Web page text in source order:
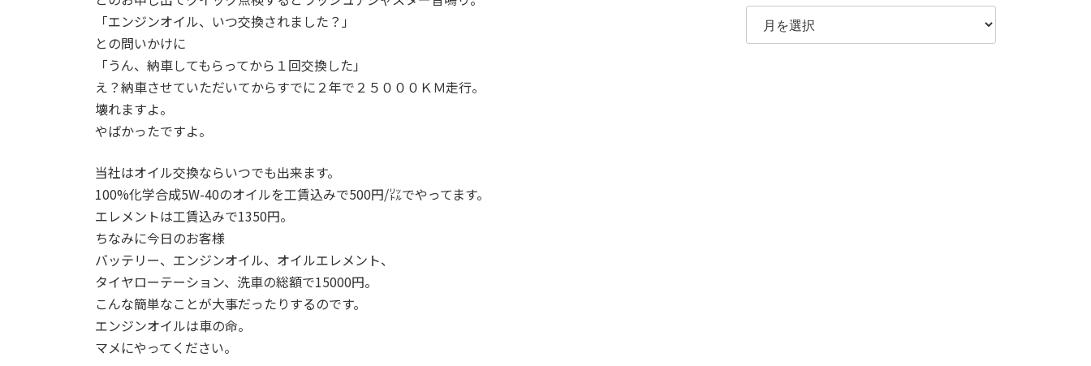
「エンジンオイル、いつ交換されました？」
との問いかけに
「うん、納車してもらってから１回交換した」
え？納車させていただいてからすでに２年で２５０００ＫＭ走行。
壊れますよ。
やばかったですよ。
当社はオイル交換ならいつでも出来ます。
100%化学合成5W-40のオイルを工賃込みで500円/㍑でやってます。
エレメントは工賃込みで1350円。
ちなみに今日のお客様
バッテリー、エンジンオイル、オイルエレメント、
タイヤローテーション、洗車の総額で15000円。
こんな簡単なことが大事だったりするのです。
エンジンオイルは車の命。
マメにやってください。